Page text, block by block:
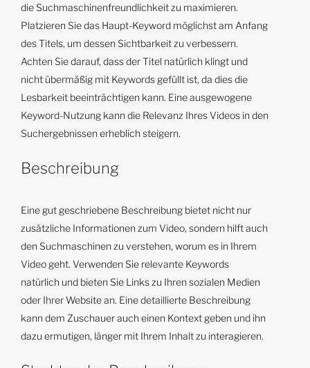
die Suchmaschinenfreundlichkeit zu maximieren.
Platzieren Sie das Haupt-Keyword möglichst am Anfang
des Titels, um dessen Sichtbarkeit zu verbessern.
Achten Sie darauf, dass der Titel natürlich klingt und
nicht übermäßig mit Keywords gefüllt ist, da dies die
Lesbarkeit beeinträchtigen kann. Eine ausgewogene
Keyword-Nutzung kann die Relevanz Ihres Videos in den
Suchergebnissen erheblich steigern.
Beschreibung
Eine gut geschriebene Beschreibung bietet nicht nur
zusätzliche Informationen zum Video, sondern hilft auch
den Suchmaschinen zu verstehen, worum es in Ihrem
Video geht. Verwenden Sie relevante Keywords
natürlich und bieten Sie Links zu Ihren sozialen Medien
oder Ihrer Website an. Eine detaillierte Beschreibung
kann dem Zuschauer auch einen Kontext geben und ihn
dazu ermutigen, länger mit Ihrem Inhalt zu interagieren.